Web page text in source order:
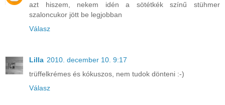
azt hiszem, nekem idén a sötétkék színű stühmer
szaloncukor jött be legjobban
Válasz
Lilla 2010. december 10. 9:17
trüffelkrémes és kókuszos, nem tudok dönteni :-)
Válasz